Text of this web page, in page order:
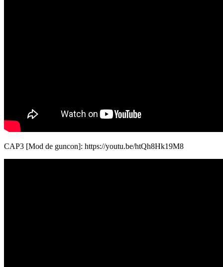
CAP3 [Mod de guncon]: https://youtu.be/htQh8Hk19M8